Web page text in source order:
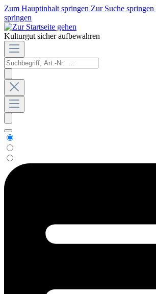
Zum Hauptinhalt springen Zur Suche springen
springen
Kulturgut sicher aufbewahren